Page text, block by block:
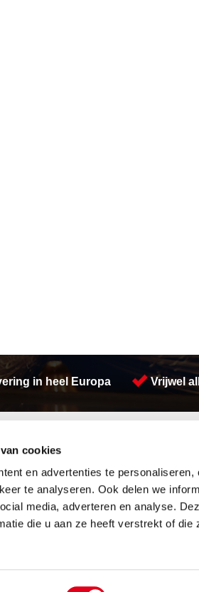
cookies
en advertenties te
te analyseren. Ook delen we
media, adverteren en analyse.
die u aan ze heeft verstrekt of die
in heel Europa Vrijwel
en Rubbers
en sluitwerk
Services B.V. Over ons